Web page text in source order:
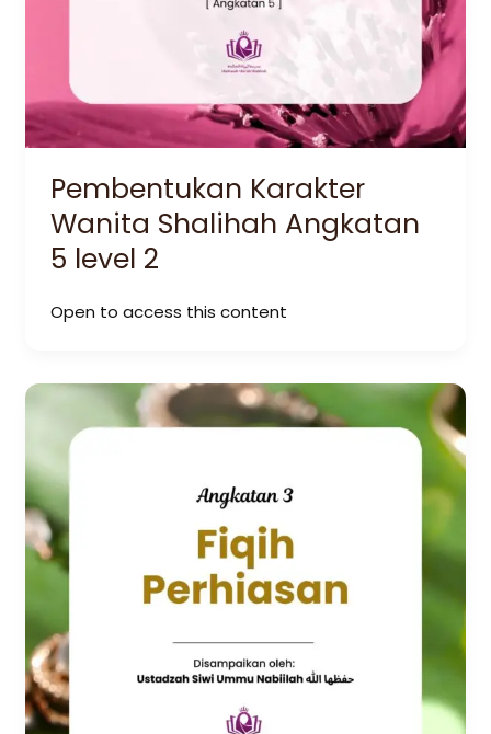
Pembentukan Karakter
Wanita Shalihah Angkatan
5 level 2
Open to access this content